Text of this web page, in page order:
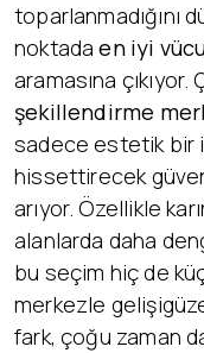
toparlanmadığını
noktadaen iyi
aramasına çıkıyor.
şekillendirme
sadece estetik bir
hissettirecek
arıyor. Özellikle
alanlarda daha
bu seçim hiç de
merkezle
fark, çoğu zaman